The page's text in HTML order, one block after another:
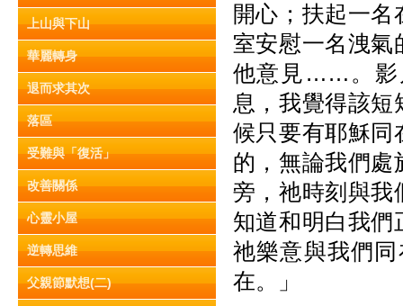
上山與下山
華麗轉身
退而求其次
落區
受難與「復活」
改善關係
心靈小屋
逆轉思維
父親節默想(二)
開心；扶起一
室安慰一名洩氣
他意見……。影
息，我覺得該短
候只要有耶穌同
的，無論我們處
旁，祂時刻與我
知道和明白我們
祂樂意與我們
在。」